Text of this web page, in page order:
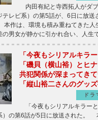
内田有紀と寺西拓人がダ
テレビ系）の第5話が、6日に放送
作は、環境も積み重ねてきた人
の男女が静かに引かれ合い、人生
「今夜もシリアルキラ
「磯貝（横山裕）とヒ
共犯関係が深まってきて
「縦山裕二さんのグッズ
ドラ
「今夜もシリアルキラー
）の第6話が5日に放送された。